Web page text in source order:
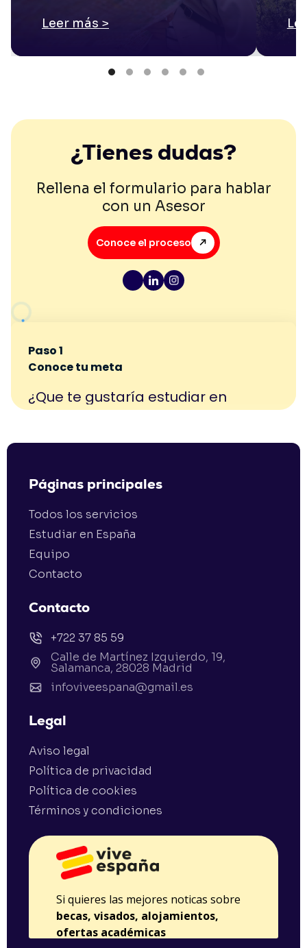
Leer más >
¿Tienes dudas?
Rellena el formulario para hablar
con un Asesor
Conoce el proceso
Páginas principales
Todos los servicios
Estudiar en España
Equipo
Contacto
Contacto
+722 37 85 59
Calle de Martínez Izquierdo, 19,
Salamanca, 28028 Madrid
infoviveespana@gmail.es
Legal
Aviso legal
Política de privacidad
Política de cookies
Términos y condiciones